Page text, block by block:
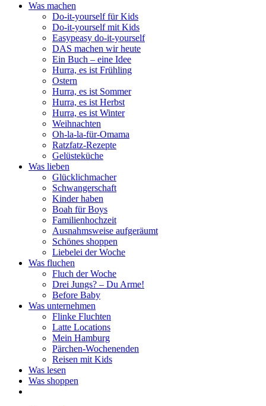
Was machen
Do-it-yourself für Kids
Do-it-yourself mit Kids
Easypeasy do-it-yourself
DAS machen wir heute
Ein Buch – eine Idee
Hurra, es ist Frühling
Ostern
Hurra, es ist Sommer
Hurra, es ist Herbst
Hurra, es ist Winter
Weihnachten
Oh-la-la-für-Omama
Ratzfatz-Rezepte
Gelüsteküche
Was lieben
Glücklichmacher
Schwangerschaft
Kinder haben
Boah für Boys
Familienhochzeit
Ausnahmsweise aufgeräumt
Schönes shoppen
Liebelei der Woche
Was fluchen
Fluch der Woche
Drei Jungs? – Du Arme!
Before Baby
Was unternehmen
Flinke Fluchten
Latte Locations
Mein Hamburg
Pärchen-Wochenenden
Reisen mit Kids
Was lesen
Was shoppen